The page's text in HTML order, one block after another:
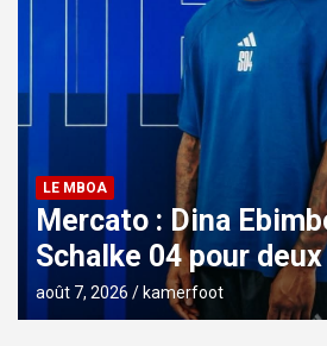
LE MBOA
Mercato : Dina
Schalke 04 pour
août 7, 2026 kamerfoot